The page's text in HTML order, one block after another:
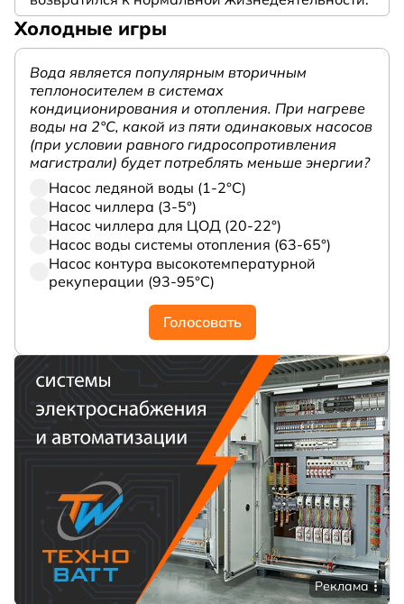
Холодные игры
Вода является популярным вторичным
теплоносителем в системах
кондиционирования и отопления. При нагреве
воды на 2°С, какой из пяти одинаковых насосов
(при условии равного гидросопротивления
магистрали) будет потреблять меньше энергии?
Насос ледяной воды (1-2°С)
Насос чиллера (3-5°)
Насос чиллера для ЦОД (20-22°)
Насос воды системы отопления (63-65°)
Насос контура высокотемпературной
рекуперации (93-95°С)
Голосовать
Реклама